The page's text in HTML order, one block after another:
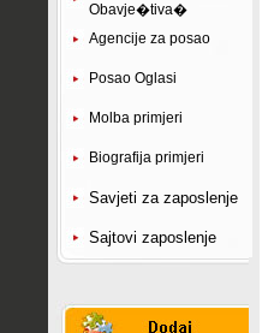
Obavje�tiva�
Agencije za posao
Posao Oglasi
Molba primjeri
Biografija primjeri
Savjeti za zaposlenje
Sajtovi zaposlenje